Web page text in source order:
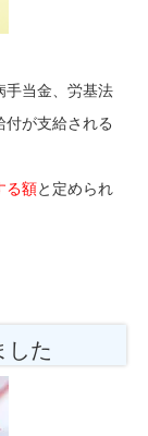
手当金、労基法
が支給される
る額と定められ
した